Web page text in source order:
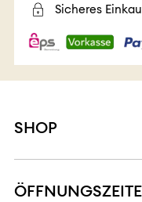
Sicheres
SHOP